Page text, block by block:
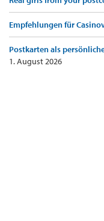
Empfehlungen für
Postkarten als
1. August 2026